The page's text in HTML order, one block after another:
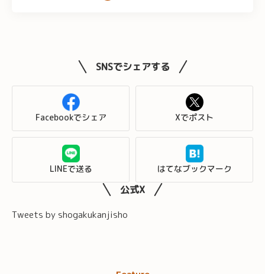
SNSでシェアする
Facebookでシェア Xでポスト
LINEで送る はてなブックマーク
公式X
Tweets by shogakukanjisho